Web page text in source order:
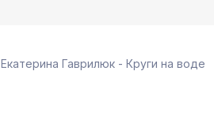
Екатерина Гаврилюк - Круги на воде